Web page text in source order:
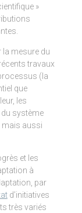
»
la mesure du
travaux
(la
que
les
système
mais aussi
et les
à
par
d’initiatives
très variés